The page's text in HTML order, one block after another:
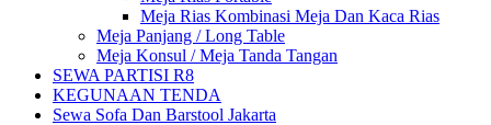
Meja Rias Kombinasi Meja Dan Kaca Rias
Meja Panjang / Long Table
Meja Konsul / Meja Tanda Tangan
SEWA PARTISI R8
KEGUNAAN TENDA
Sewa Sofa Dan Barstool Jakarta